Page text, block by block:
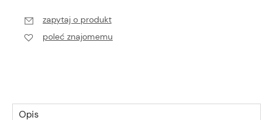
zapytaj o produkt
poleć znajomemu
Opis